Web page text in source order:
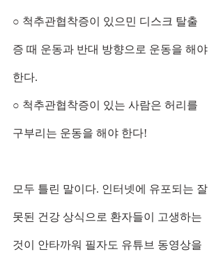
○ 척추관협착증이 있으민 디스크 탈출
증 때 운동과 반대 방향으로 운동을 해야
한다.
○ 척추관협착증이 있는 사람은 허리를
구부리는 운동을 해야 한다!
모두 틀린 말이다. 인터넷에 유포되는 잘
못된 건강 상식으로 환자들이 고생하는
것이 안타까워 필자도 유튜브 동영상을